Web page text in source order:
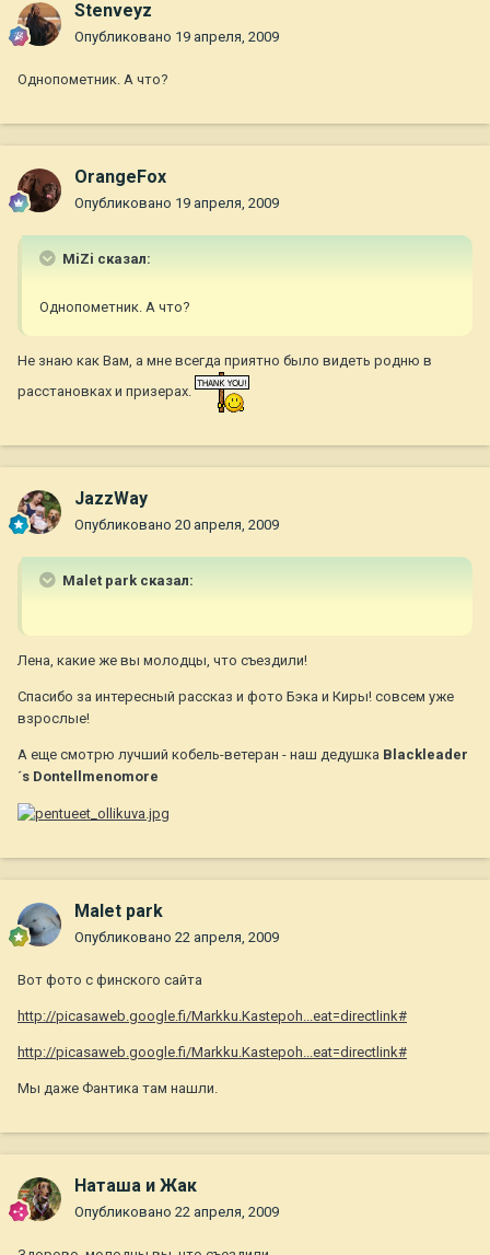
Stenveyz
Опубликовано 19 апреля, 2009
Однопометник. А что?
OrangeFox
Опубликовано 19 апреля, 2009
MiZi сказал:
Однопометник. А что?
Не знаю как Вам, а мне всегда приятно было видеть родню в
расстановках и призерах.
JazzWay
Опубликовано 20 апреля, 2009
Malet park сказал:
Лена, какие же вы молодцы, что съездили!
Спасибо за интересный рассказ и фото Бэка и Киры! совсем уже
взрослые!
А еще смотрю лучший кобель-ветеран - наш дедушка Blackleader
´s Dontellmenomore
Malet park
Опубликовано 22 апреля, 2009
Вот фото с финского сайта
http://picasaweb.google.fi/Markku.Kastepoh...eat=directlink#
http://picasaweb.google.fi/Markku.Kastepoh...eat=directlink#
Мы даже Фантика там нашли.
Наташа и Жак
Опубликовано 22 апреля, 2009